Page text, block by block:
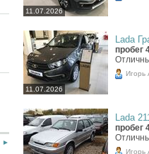
11.07.2026
11.07.2026
Lada
пробег
Игорь
Lada
пробег
Игорь